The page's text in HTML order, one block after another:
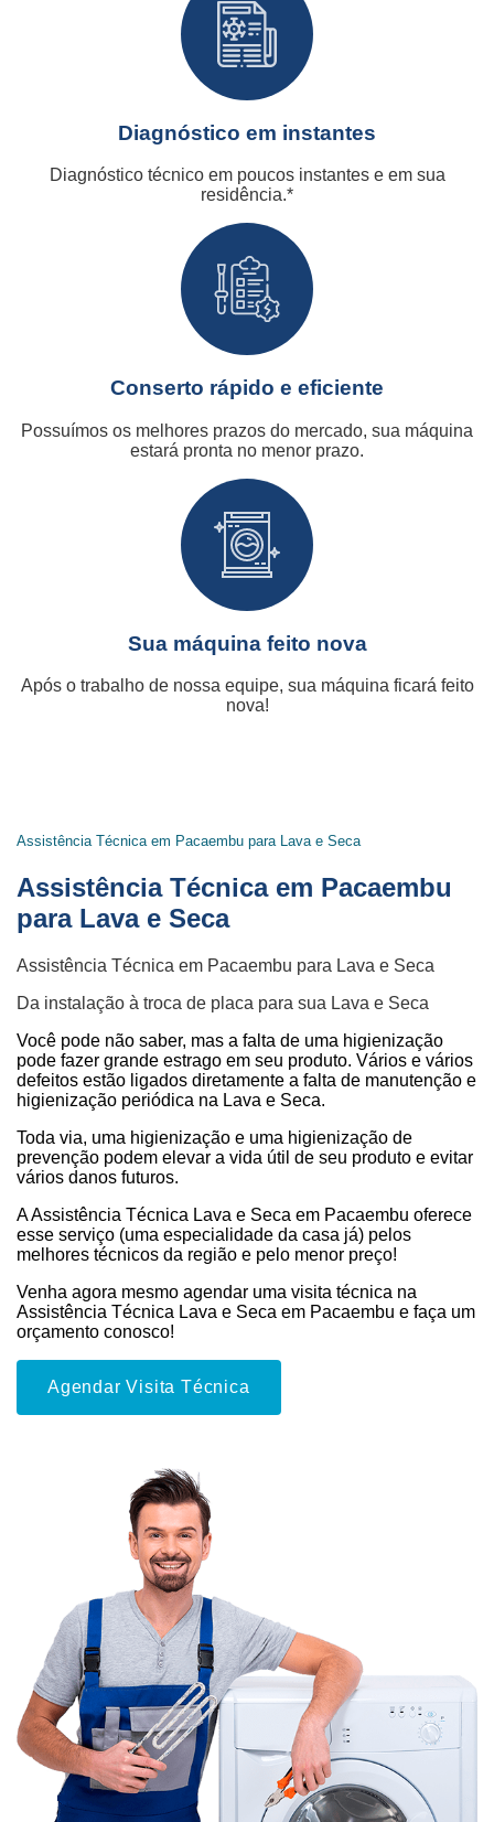
Diagnóstico em instantes
Diagnóstico técnico em poucos instantes e em sua
residência.*
Conserto rápido e eficiente
Possuímos os melhores prazos do mercado, sua máquina
estará pronta no menor prazo.
Sua máquina feito nova
Após o trabalho de nossa equipe, sua máquina ficará feito
nova!
Assistência Técnica em Pacaembu para Lava e Seca
Assistência Técnica em Pacaembu
para Lava e Seca
Assistência Técnica em Pacaembu para Lava e Seca
Da instalação à troca de placa para sua Lava e Seca
Você pode não saber, mas a falta de uma higienização
pode fazer grande estrago em seu produto. Vários e vários
defeitos estão ligados diretamente a falta de manutenção e
higienização periódica na Lava e Seca.
Toda via, uma higienização e uma higienização de
prevenção podem elevar a vida útil de seu produto e evitar
vários danos futuros.
A Assistência Técnica Lava e Seca em Pacaembu oferece
esse serviço (uma especialidade da casa já) pelos
melhores técnicos da região e pelo menor preço!
Venha agora mesmo agendar uma visita técnica na
Assistência Técnica Lava e Seca em Pacaembu e faça um
orçamento conosco!
Agendar Visita Técnica